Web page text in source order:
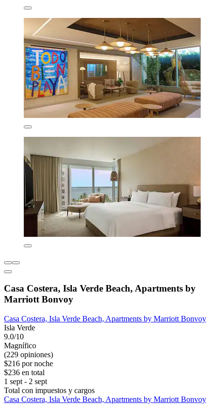
Casa Costera, Isla Verde Beach, Apartments by
Marriott Bonvoy
Casa Costera, Isla Verde Beach, Apartments by Marriott Bonvoy
Isla Verde
9.0/10
Magnífico
(229 opiniones)
$216 por noche
$236 en total
1 sept - 2 sept
Total con impuestos y cargos
Casa Costera, Isla Verde Beach, Apartments by Marriott Bonvoy